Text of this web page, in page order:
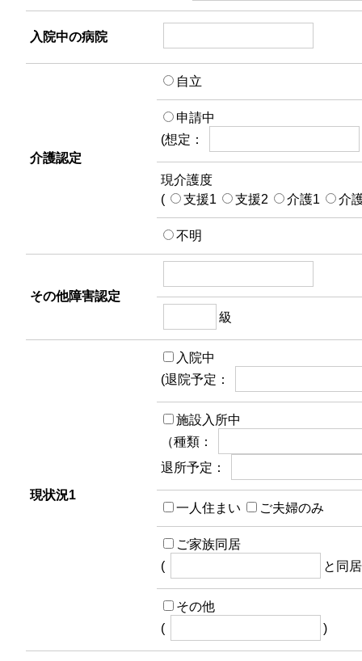
入院中の病院
介護認定
自立
申請中
(想定：
現介護度
(
支援1 支援2 介護1 介
不明
その他障害認定
級
現状況1
入院中
(退院予定：
施設入所中
（種類：
退所予定：
一人住まい ご夫婦のみ
ご家族同居
(
と同
その他
(
)